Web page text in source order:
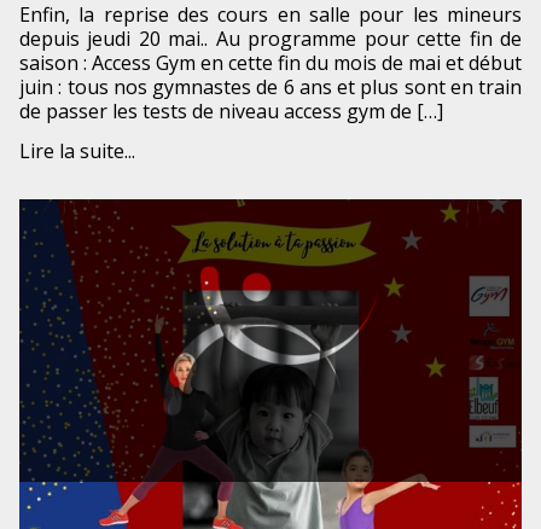
Enfin, la reprise des cours en salle pour les mineurs
depuis jeudi 20 mai.. Au programme pour cette fin de
saison : Access Gym en cette fin du mois de mai et début
juin : tous nos gymnastes de 6 ans et plus sont en train
de passer les tests de niveau access gym de […]
Lire la suite...